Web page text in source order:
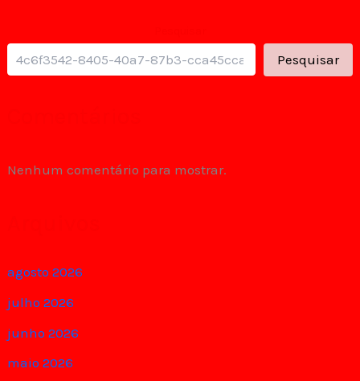
Pesquisar
Nenhum comentário para mostrar.
agosto 2026
julho 2026
junho 2026
maio 2026